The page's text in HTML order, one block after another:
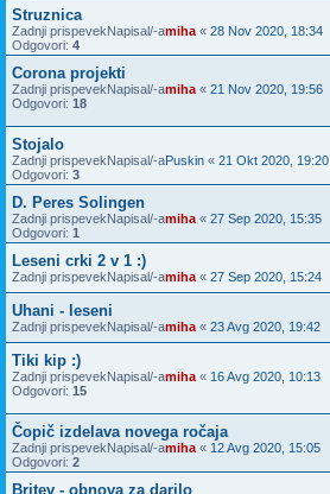
Struznica
Zadnji prispevekNapisal/-amiha « 28 Nov 2020, 18:34
Odgovori: 4
Corona projekti
Zadnji prispevekNapisal/-amiha « 21 Nov 2020, 19:56
Odgovori: 18
Stojalo
Zadnji prispevekNapisal/-aPuskin « 21 Okt 2020, 19:20
Odgovori: 3
D. Peres Solingen
Zadnji prispevekNapisal/-amiha « 27 Sep 2020, 15:35
Odgovori: 1
Leseni crki 2 v 1 :)
Zadnji prispevekNapisal/-amiha « 27 Sep 2020, 15:24
Uhani - leseni
Zadnji prispevekNapisal/-amiha « 23 Avg 2020, 19:42
Tiki kip :)
Zadnji prispevekNapisal/-amiha « 16 Avg 2020, 10:13
Odgovori: 15
Čopič izdelava novega ročaja
Zadnji prispevekNapisal/-amiha « 12 Avg 2020, 15:05
Odgovori: 2
Britev - obnova za darilo